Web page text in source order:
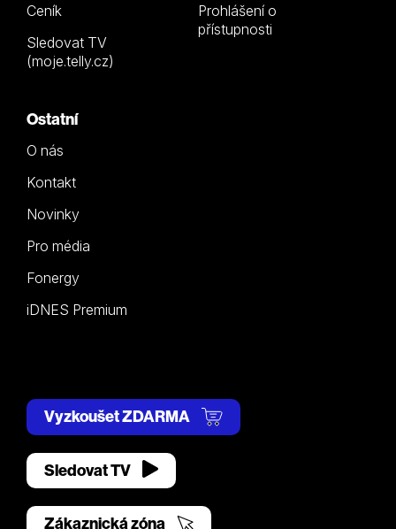
Ceník
Sledovat TV
(moje.telly.cz)
Prohlášení o
přístupnosti
Ostatní
O nás
Kontakt
Novinky
Pro média
Fonergy
iDNES Premium
Vyzkoušet ZDARMA
Sledovat TV
Zákaznická zóna